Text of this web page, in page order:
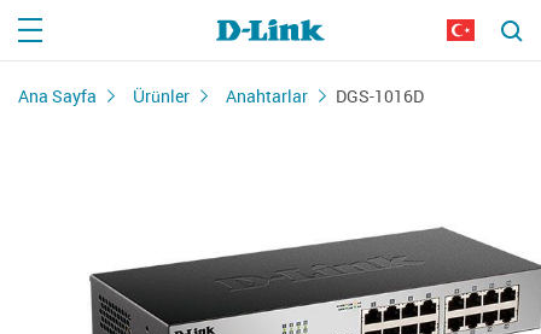
Ana Sayfa Ürünler Anahtarlar DGS-1016D